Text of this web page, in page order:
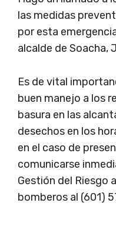
las medidas
por esta
alcalde de Soacha,
Es de vital
buen manejo a los
basura en las
desechos en los
en el caso de
comunicarse
Gestión del Riesgo
bomberos al (601)